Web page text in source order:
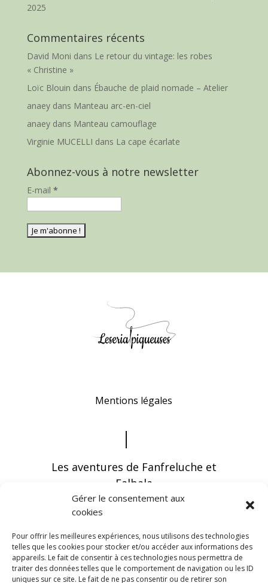
Gérer le consentement aux
cookies
Pour offrir les meilleures expériences, nous utilisons des technologies
telles que les cookies pour stocker et/ou accéder aux informations des
appareils. Le fait de consentir à ces technologies nous permettra de
traiter des données telles que le comportement de navigation ou les ID
uniques sur ce site. Le fait de ne pas consentir ou de retirer son
2025
Commentaires récents
David Moni dans Le retour du vintage: les robes
« Christine »
Loïc Blouin dans Ébauche de plaid nomade – Atelier
anaeydans Manteau arc-en-ciel
anaeydans Manteau camouflage
Virginie MUCELLI dans La cape écarlate
Abonnez-vous à notre newsletter
E-mail *
Mentions légales
Les aventures de Fanfreluche et
Falbala
Vous pouvez recevoir les dernières infos en
vous abonnant à notre newsletter